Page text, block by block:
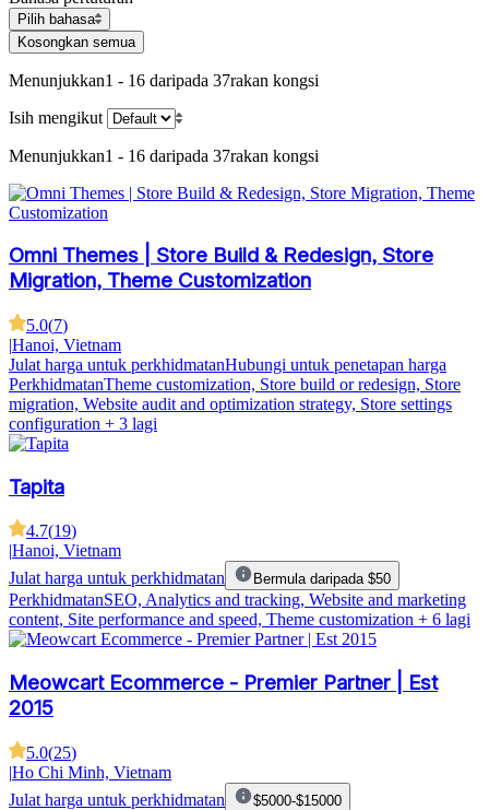
Pilih bahasa
Kosongkan semua
Menunjukkan1 - 16 daripada 37rakan kongsi
Isih mengikut
Menunjukkan1 - 16 daripada 37rakan kongsi
Omni Themes | Store Build & Redesign, Store
Migration, Theme Customization
5.0(7)
|Hanoi, Vietnam
Julat harga untuk perkhidmatanHubungi untuk penetapan harga
PerkhidmatanTheme customization, Store build or redesign, Store
migration, Website audit and optimization strategy, Store settings
configuration + 3 lagi
Tapita
4.7(19)
Hanoi, Vietnam
Julat harga untuk perkhidmatan
Bermula daripada $50
PerkhidmatanSEO, Analytics and tracking, Website and marketing
content, Site performance and speed, Theme customization + 6 lagi
Meowcart Ecommerce - Premier Partner | Est
2015
5.0(25)
|Ho Chi Minh, Vietnam
Julat harga untuk perkhidmatan
$5000-$15000